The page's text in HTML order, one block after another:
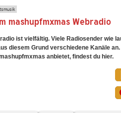
mashupfmxmas Webradio
ist vielfältig. Viele Radiosender wie
diesem Grund verschiedene Kanäle
anbietet, findest du hier.